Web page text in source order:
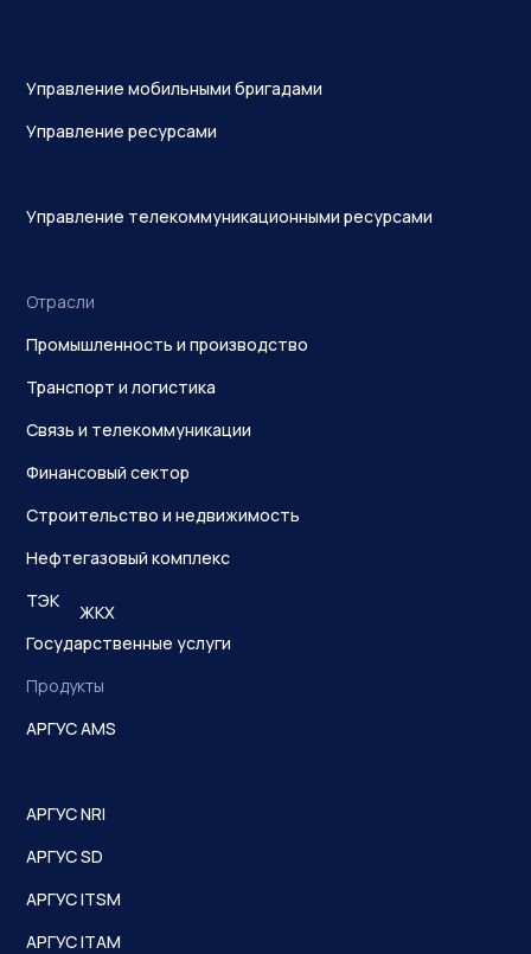
Продукты
Отрасли
АРГУС AMS
Промышленность и производство
Управление мобильными бригадами
ТЭК
Государственные услуги
Управление телекоммуникационными ресурсами
Транспорт и логистика
АРГУС NRI
АРГУС SD
АРГУС ITSM
АРГУС ITAM
Связь и телекоммуникации
Финансовый сектор
Строительство и недвижимость
Нефтегазовый комплекс
Управление ресурсами
ЖКХ